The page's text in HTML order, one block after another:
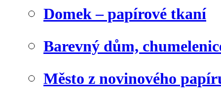
Domek – papírové tkaní
Barevný dům,
Město z novinového